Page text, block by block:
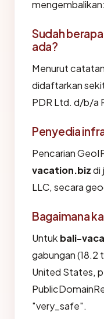
Sudah
ada?
Menurut
didaftarkan
PDR Ltd. d/b/a
Penyedia
Pencarian
vacation.bizdi
LLC, secara
Bagaimana
Untuk bali-
gabungan (18.2
United States,
"very_safe".